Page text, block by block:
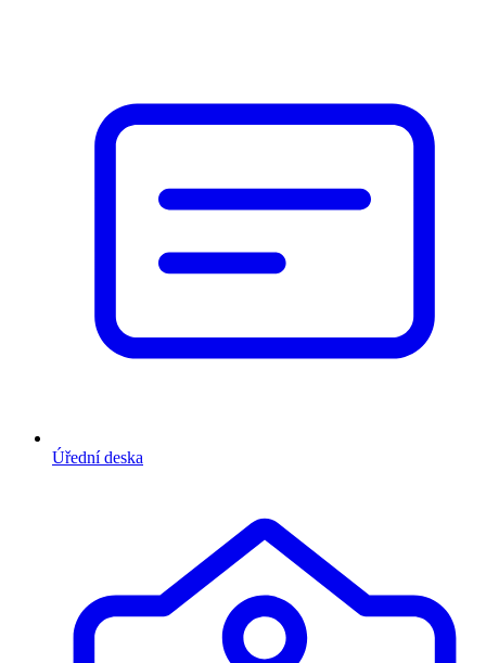
Úřední deska